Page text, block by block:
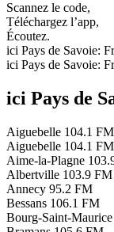
Scannez le code,
Téléchargez l’app,
Écoutez.
ici Pays de Savoie:
ici Pays de Savoie:
ici Pays de
Aiguebelle 104.1 FM
Aiguebelle 104.1 FM
Aime-la-Plagne
Albertville 103.9 FM
Annecy 95.2 FM
Bessans 106.1 FM
Bourg-Saint-Maurice